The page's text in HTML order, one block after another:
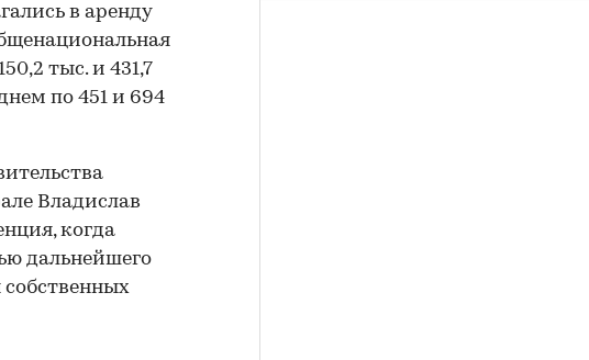
в аренду
тыс. и 431,7
по 451 и 694
Владислав
когда
дальнейшего
собственных